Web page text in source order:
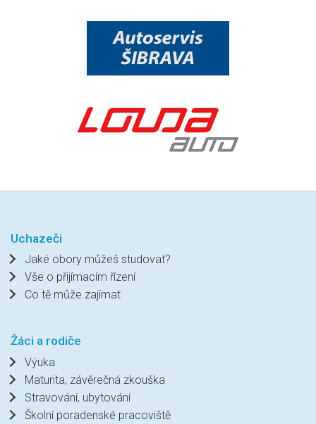
Uchazeči
Jaké obory můžeš studovat?
Vše o přijímacím řízení
Co tě může zajímat
Žáci a rodiče
Výuka
Maturita, závěrečná zkouška
Stravování, ubytování
Školní poradenské pracoviště